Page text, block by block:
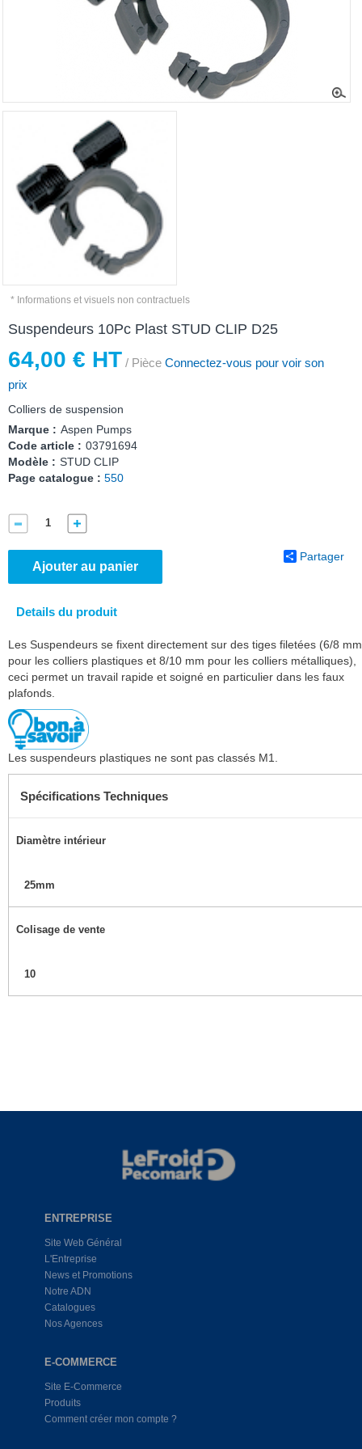
* Informations et visuels non contractuels
Suspendeurs 10Pc Plast STUD CLIP D25
64,00 € HT / Pièce Connectez-vous pour voir son
prix
Colliers de suspension
Marque : Aspen Pumps
Code article : 03791694
Modèle : STUD CLIP
Page catalogue : 550
Ajouter au panier
Partager
Details du produit
Les Suspendeurs se fixent directement sur des tiges filetées (6/8 mm
pour les colliers plastiques et 8/10 mm pour les colliers métalliques),
ceci permet un travail rapide et soigné en particulier dans les faux
plafonds.
Les suspendeurs plastiques ne sont pas classés M1.
Spécifications Techniques
Diamètre intérieur
25mm
Colisage de vente
10
ENTREPRISE
Site Web Général
L'Entreprise
News et Promotions
Notre ADN
Catalogues
Nos Agences
E-COMMERCE
Site E-Commerce
Produits
Comment créer mon compte ?